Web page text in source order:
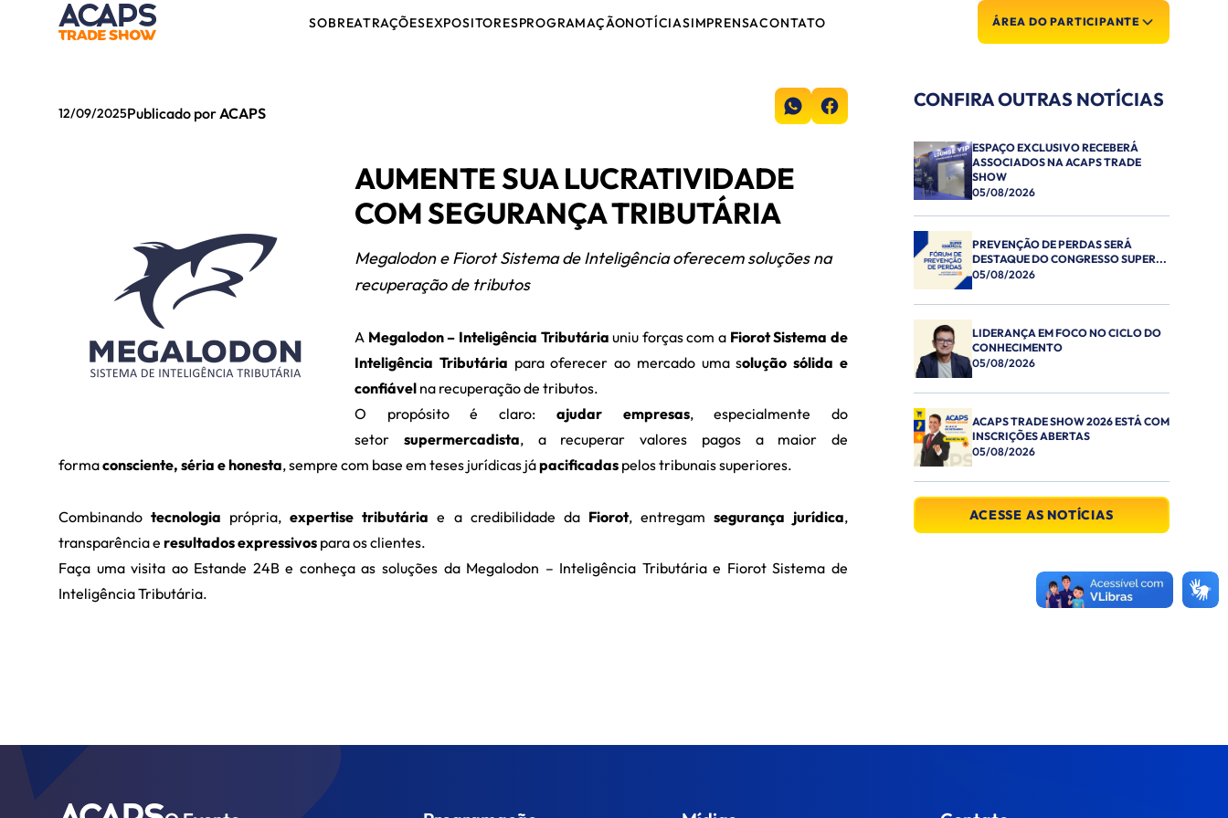
SOBREATRAÇÕESEXPOSITORESPROGRAMAÇÃONOTÍCIASIMPRENSACONTATO ÁREA DO PARTICIPANTE
12/09/2025Publicado porACAPS
AUMENTE SUA LUCRATIVIDADE
COM SEGURANÇA TRIBUTÁRIA
Megalodon e Fiorot Sistema de Inteligência oferecem soluções na
recuperação de tributos
A Megalodon – Inteligência Tributária uniu forças com a Fiorot Sistema de
Inteligência Tributária para oferecer ao mercado uma solução sólida e
confiável na recuperação de tributos.
O propósito é claro: ajudar empresas, especialmente do
setor supermercadista, a recuperar valores pagos a maior de
formaconsciente, séria e honesta, sempre com base em teses jurídicas jápacificadas pelos tribunais superiores.
Combinandotecnologia própria, expertise tributária e a credibilidade da Fiorot, entregam segurança jurídica,
transparência e resultados expressivos para os clientes.
Faça uma visita ao Estande 24B e conheça as soluções da Megalodon – Inteligência Tributária e Fiorot Sistema de
Inteligência Tributária.
CONFIRA OUTRAS NOTÍCIAS
ESPAÇO EXCLUSIVO RECEBERÁ
ASSOCIADOS NA ACAPS TRADE
SHOW
05/08/2026
PREVENÇÃO DE PERDAS SERÁ
DESTAQUE DO CONGRESSO SUPER...
05/08/2026
LIDERANÇA EM FOCO NO CICLO DO
CONHECIMENTO
05/08/2026
ACAPS TRADE SHOW 2026 ESTÁ COM
INSCRIÇÕES ABERTAS
05/08/2026
ACESSE AS NOTÍCIAS